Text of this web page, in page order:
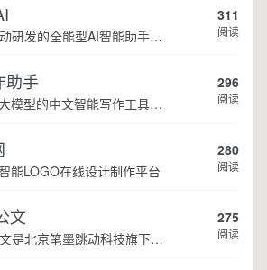
字节跳动研发的全能型AI智能助手，提供智能对话、知识问答、内容创作、学习办公等一站式AI服务
311
阅读
助手
基于AI大模型的中文智能写作工具，面向学生、自媒体、职场人士提供一站式文本创作服务 核心定位 AI写作助手是依托人工智能技术打造的创作辅助平台，专注中文文本生成与优化，帮助用户快速完成各类文案、文章、论文等内容创作，提升写作效率 核心功能 ...
296
阅读
能LOGO在线设计制作平台
280
阅读
文
笔墨公文是北京笔墨跳动科技旗下垂直公文赛道 AIGC 创作平台，深耕体制公文专业场景，依托海量标准公文语料训练专属大模型。平台整合 AI 公文生成、全维度智能校对、范文库、实时更新素材库、标准化公文模板五大核心板块，兼顾公文快速撰写、文稿合...
275
阅读